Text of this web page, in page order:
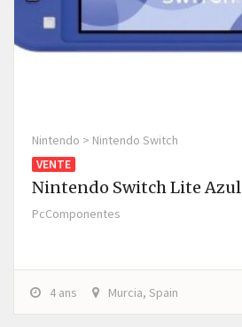
Nintendo > Nintendo Switch
VENTE
Nintendo Switch Lite Azul
PcComponentes
4 ans Murcia, Spain